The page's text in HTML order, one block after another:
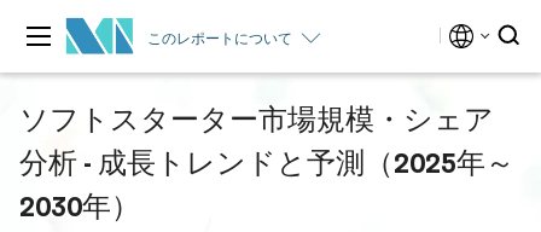
このレポートについて
ソフトスターター市場規模・シェア
分析 - 成長トレンドと予測（2025年～
2030年）